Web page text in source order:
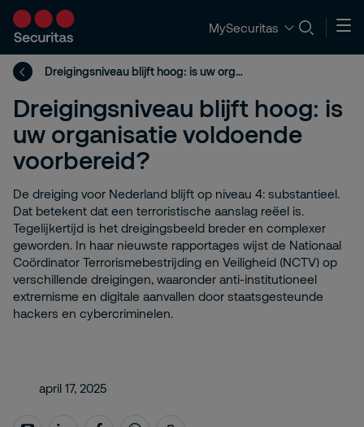
MySecuritas
Dreigingsniveau blijft hoog: is uw organisatie voldoende voorbereid?
Dreigingsniveau blijft hoog: is
uw organisatie voldoende
voorbereid?
De dreiging voor Nederland blijft op niveau 4: substantieel.
Dat betekent dat een terroristische aanslag reëel is.
Tegelijkertijd is het dreigingsbeeld breder en complexer
geworden. In haar nieuwste rapportages wijst de Nationaal
Coördinator Terrorismebestrijding en Veiligheid (NCTV) op
verschillende dreigingen, waaronder anti-institutioneel
extremisme en digitale aanvallen door staatsgesteunde
hackers en cybercriminelen.
april 17, 2025